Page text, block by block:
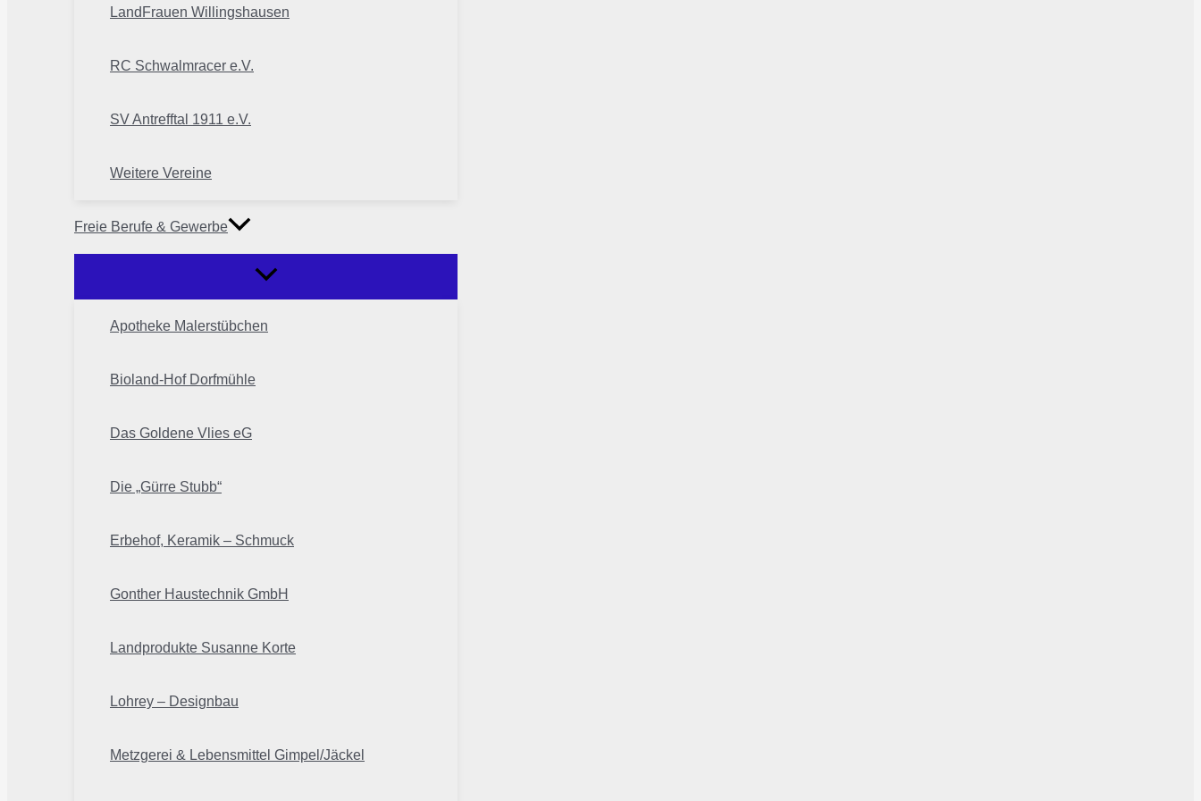
LandFrauen Willingshausen
RC Schwalmracer e.V.
SV Antrefftal 1911 e.V.
Weitere Vereine
Freie Berufe & Gewerbe
Apotheke Malerstübchen
Bioland-Hof Dorfmühle
Das Goldene Vlies eG
Die „Gürre Stubb“
Erbehof, Keramik – Schmuck
Gonther Haustechnik GmbH
Landprodukte Susanne Korte
Lohrey – Designbau
Metzgerei & Lebensmittel Gimpel/Jäckel